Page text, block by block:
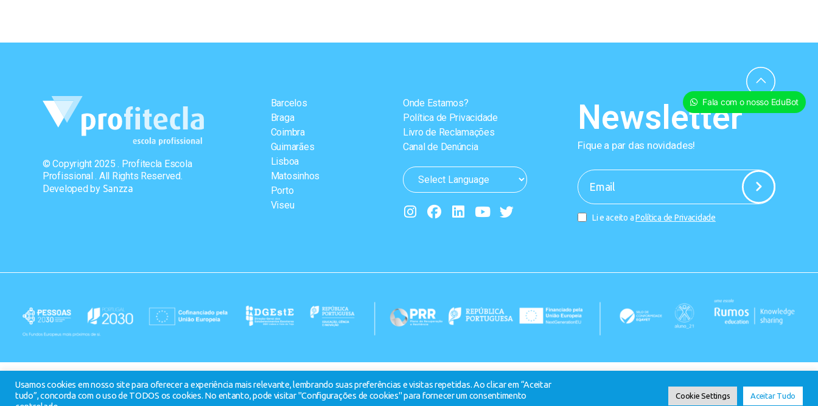
© Copyright 2025 . Profitecla Escola
Profissional . All Rights Reserved.
Developed by Sanzza
Barcelos
Braga
Coimbra
Guimarães
Lisboa
Matosinhos
Porto
Viseu
Onde Estamos?
Política de Privacidade
Livro de Reclamações
Canal de Denúncia
Newsletter
Fique a par das novidades!
Li e aceito aPolítica de Privacidade
-
Usamos cookies em nosso site para oferecer a experiência mais relevante, lembrando suas preferências e visitas repetidas. Ao clicar em “Aceitar
tudo”, concorda com o uso de TODOS os cookies. No entanto, pode visitar "Configurações de cookies" para fornecer um consentimento
Cookie Settings Aceitar Tudo
Fala com o nosso EduBot